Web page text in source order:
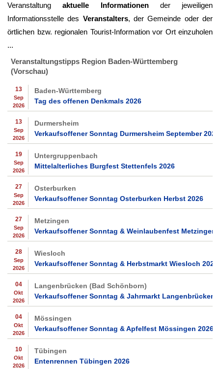
Veranstaltungaktuelle Informationender jeweiligen
Informationsstelle des Veranstalters, der Gemeinde oder der
örtlichen bzw. regionalen Tourist-Information vor Ort einzuholen
...
Veranstaltungstipps Region Baden-Württemberg
(Vorschau)
13
Sep
2026
Baden-Württemberg
Tag des offenen Denkmals 2026
13
Sep
2026
Durmersheim
Verkaufsoffener Sonntag Durmersheim September 2026
19
Sep
2026
Untergruppenbach
Mittelalterliches Burgfest Stettenfels 2026
27
Sep
2026
Osterburken
Verkaufsoffener Sonntag Osterburken Herbst 2026
27
Sep
2026
Metzingen
Verkaufsoffener Sonntag & Weinlaubenfest Metzingen
28
Sep
2026
Wiesloch
Verkaufsoffener Sonntag & Herbstmarkt Wiesloch 2026
04
Okt
2026
Langenbrücken (Bad Schönborn)
Verkaufsoffener Sonntag & Jahrmarkt Langenbrücken
04
Okt
2026
Mössingen
Verkaufsoffener Sonntag & Apfelfest Mössingen 2026
10
Okt
2026
Tübingen
Entenrennen Tübingen 2026